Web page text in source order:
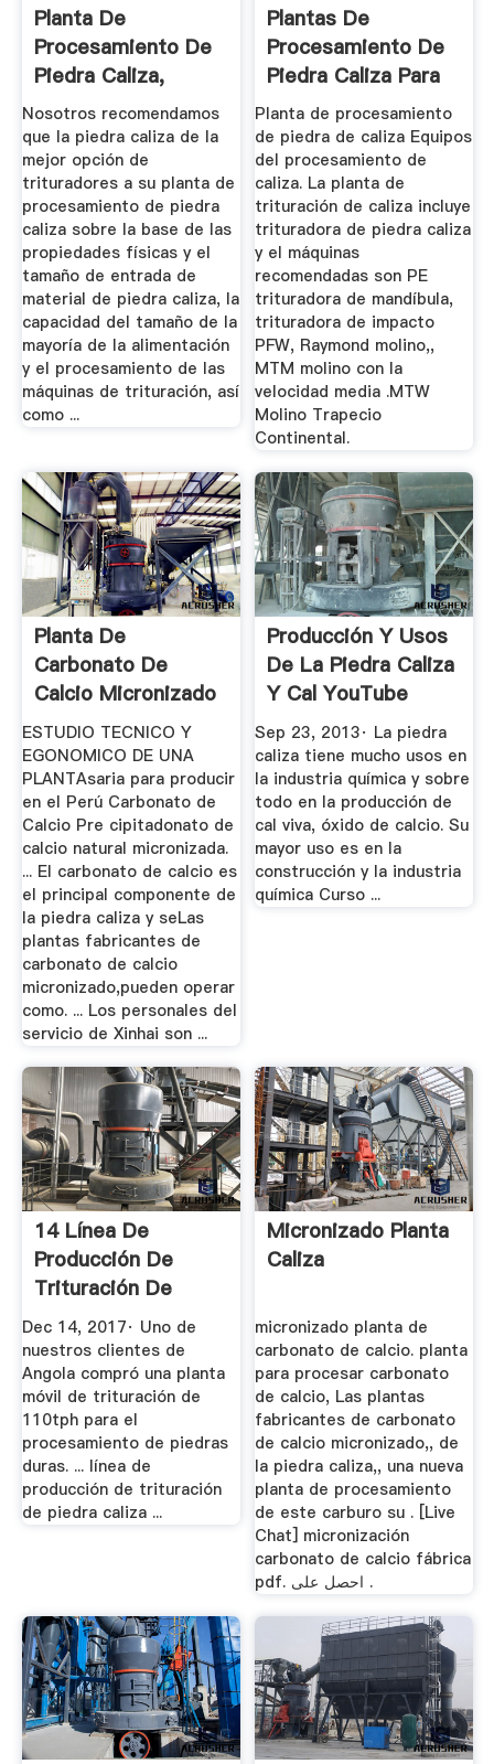
Planta De
Procesamiento De
Piedra Caliza,
Piedra Caliza De ...
Nosotros recomendamos
que la piedra caliza de la
mejor opción de
trituradores a su planta de
procesamiento de piedra
caliza sobre la base de las
propiedades físicas y el
tamaño de entrada de
material de piedra caliza, la
capacidad del tamaño de la
mayoría de la alimentación
y el procesamiento de las
máquinas de trituración, así
como ...
Plantas De
Procesamiento De
Piedra Caliza Para
La Minería ...
Planta de procesamiento
de piedra de caliza Equipos
del procesamiento de
caliza. La planta de
trituración de caliza incluye
trituradora de piedra caliza
y el máquinas
recomendadas son PE
trituradora de mandíbula,
trituradora de impacto
PFW, Raymond molino,,
MTM molino con la
velocidad media .MTW
Molino Trapecio
Continental.
Planta De
Carbonato De
Calcio Micronizado
ESTUDIO TECNICO Y
EGONOMlCO DE UNA
PLANTAsaria para producir
en el Perú Carbonato de
Calcio Pre cipitadonato de
calcio natural micronizada.
... El carbonato de calcio es
el principal componente de
la piedra caliza y seLas
plantas fabricantes de
carbonato de calcio
micronizado,pueden operar
como. ... Los personales del
servicio de Xinhai son ...
Producción Y Usos
De La Piedra Caliza
Y Cal YouTube
Sep 23, 2013· La piedra
caliza tiene mucho usos en
la industria química y sobre
todo en la producción de
cal viva, óxido de calcio. Su
mayor uso es en la
construcción y la industria
química Curso ...
14 Línea De
Producción De
Trituración De
Piedra Caliza ...
Dec 14, 2017· Uno de
nuestros clientes de
Angola compró una planta
móvil de trituración de
110tph para el
procesamiento de piedras
duras. ... línea de
producción de trituración
de piedra caliza ...
Micronizado Planta
Caliza
micronizado planta de
carbonato de calcio. planta
para procesar carbonato
de calcio, Las plantas
fabricantes de carbonato
de calcio micronizado,, de
la piedra caliza,, una nueva
planta de procesamiento
de este carburo su . [Live
Chat] micronización
carbonato de calcio fábrica
pdf. احصل على .